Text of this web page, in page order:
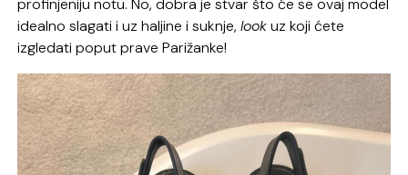
idealno slagati i uz haljine i suknje,lookuz koji ćete
izgledati poput prave Parižanke!